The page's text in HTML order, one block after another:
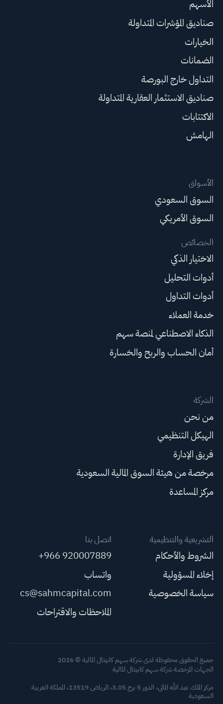
الأسهم
صناديق المؤشرات المتداولة
الخيارات
الضمانات
التداول خارج البورصة
صناديق الاستثمار العقارية المتداولة
الاكتتابات
الهامش
الأسواق
السوق السعودي
السوق الأمريكي
الخصائص
الاختيار الذكي
أدوات التحليل
أدوات التداول
خدمة العملاء
الذكاء الاصطناعي لمنصة سهم
أمان الحساب والربح والخسارة
الشركة
من نحن
الهيكل التنظيمي
فريق الإدارة
مرخصة من هيئة السوق المالية السعودية
مركز المساعدة
التشريعية والتنظيمية
الشروط والأحكام
إخلاء المسؤولية
سياسة الخصوصية
اتصل بنا
+966 920007889
واتساب
cs@sahmcapital.com
الملاحظات والاقتراحات
جميع الحقوق محفوظة لدى شركة سهم كابيتال المالية © 2026
الجهات المرخصة شركة سهم كابيتال المالية
مركز الملك عبد الله المالي، الدور 5 برج 3.05، الرياض 13519، المملكة العربية
السعودية